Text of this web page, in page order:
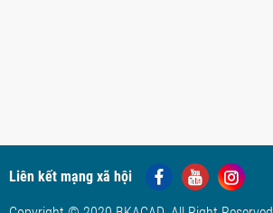
Liên kết mạng xã hội